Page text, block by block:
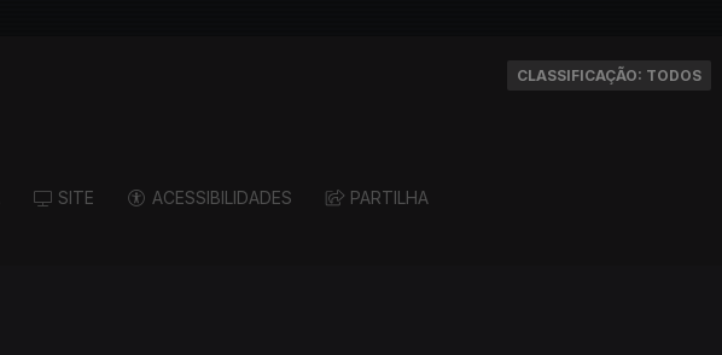
CLASSIFICAÇÃO: TODOS
SITE ACESSIBILIDADES PARTILHA